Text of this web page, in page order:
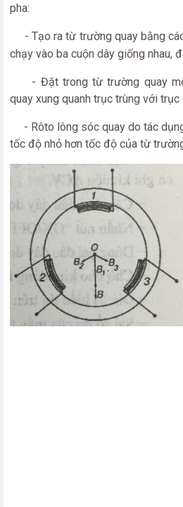
pha:
- Tạo ra từ trường quay bằng
chạy vào ba cuộn dây giống nhau,
- Đặt trong từ trường quay
quay xung quanh trục trùng với
- Rôto lông sóc quay do tác
tốc độ nhỏ hơn tốc độ của từ